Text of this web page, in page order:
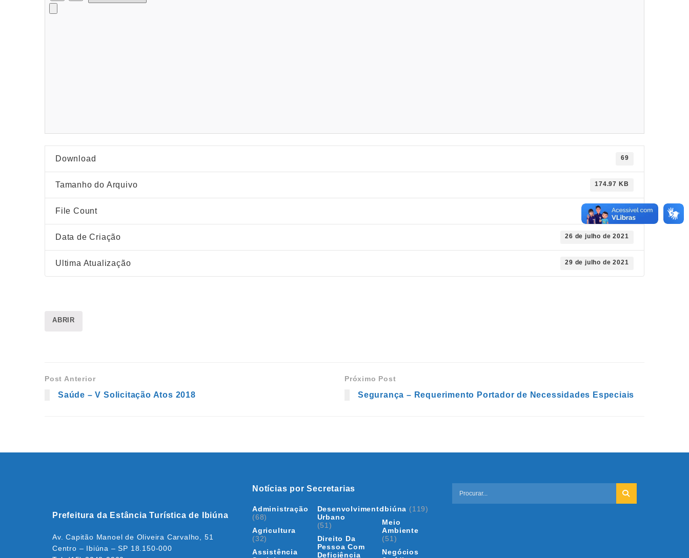
Download 69
Tamanho do Arquivo 174.97 KB
File Count 1
Data de Criação 26 de julho de 2021
Ultima Atualização 29 de julho de 2021
ABRIR
Post Anterior
Saúde – V Solicitação Atos 2018
Próximo Post
Segurança – Requerimento Portador de Necessidades Especiais
Prefeitura da Estância Turística de Ibiúna
Av. Capitão Manoel de Oliveira Carvalho, 51
Centro – Ibiúna – SP 18.150-000
Notícias por Secretarias
Administração
(68)
Agricultura
(32)
Assistência
Desenvolvimento
Urbano
(51)
Direito Da
Pessoa Com
Deficiência
Ibiúna (119)
Meio
Ambiente
(51)
Negócios